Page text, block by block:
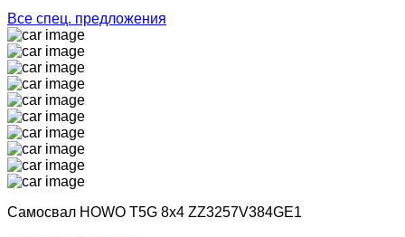
Все спец. предложения
Самосвал HOWO T5G 8x4 ZZ3257V384GE1